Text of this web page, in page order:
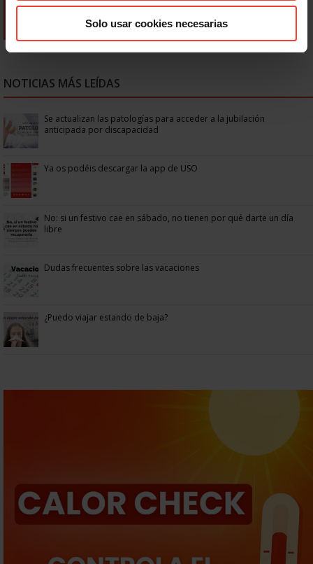
Solo usar cookies necesarias
NOTICIAS MÁS LEÍDAS
Se actualizan las patologías para acceder a la jubilación
anticipada por discapacidad
Ya os podéis descargar la app de USO
No: si un festivo cae en sábado, no tienen por qué darte un día
libre
Dudas frecuentes sobre las vacaciones
¿Puedo viajar estando de baja?